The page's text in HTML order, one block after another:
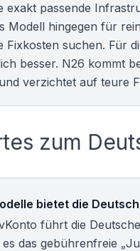
exakt passende
Modell hingegen für
Fixkosten suchen. Für
besser. N26 kommt
verzichtet auf teure
zum
bietet die
führt die
das gebührenfreie